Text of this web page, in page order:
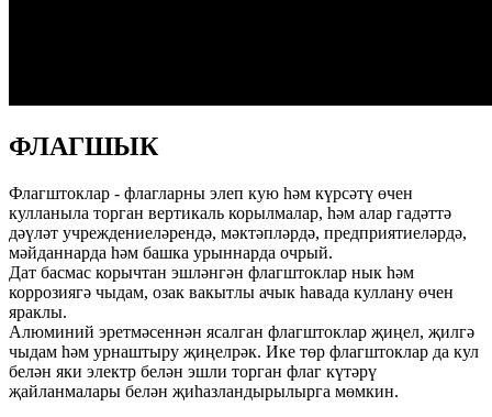
ФЛАГШЫК
Флагштоклар - флагларны элеп кую һәм күрсәтү өчен
кулланыла торган вертикаль корылмалар, һәм алар гадәттә
дәүләт учреждениеләрендә, мәктәпләрдә, предприятиеләрдә,
мәйданнарда һәм башка урыннарда очрый.
Дат басмас корычтан эшләнгән флагштоклар нык һәм
коррозиягә чыдам, озак вакытлы ачык һавада куллану өчен
яраклы.
Алюминий эретмәсеннән ясалган флагштоклар җиңел, җилгә
чыдам һәм урнаштыру җиңелрәк. Ике төр флагштоклар да кул
белән яки электр белән эшли торган флаг күтәрү
җайланмалары белән җиһазландырылырга мөмкин.